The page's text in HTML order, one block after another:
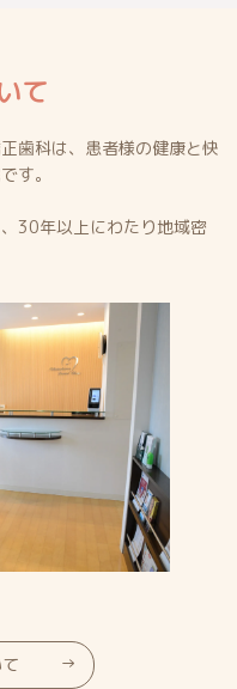
て
歯科は、患者様の健康と快
す。
30年以上にわたり地域密